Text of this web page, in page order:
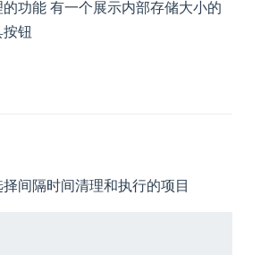
功能 有一个展示内部存储大小的
钮
间隔时间清理和执行的项目